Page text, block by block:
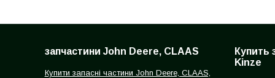
запчастини John Deere, CLAAS
Купити запасні частини John Deere, CLAAS,
Купить
Kinze